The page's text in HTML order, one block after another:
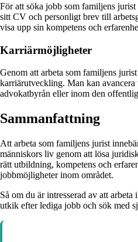
För att söka jobb som familjens
sitt CV och personligt brev till
visa upp sin kompetens och
Karriärmöjligheter
Genom att arbeta som familjens
karriärutveckling. Man kan
advokatbyrån eller inom den
Sammanfattning
Att arbeta som familjens jurist
människors liv genom att lösa
rätt utbildning, kompetens och
jobbmöjligheter inom området.
Så om du är intresserad av att
utkik efter lediga jobb och sök med